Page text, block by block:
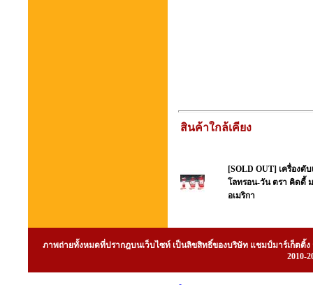
สินค้าใกล้เคียง
[SOLD OUT] เครื่องดั
โลทรอน-วัน ตรา คิดดี้
อเมริกา
ภาพถ่ายทั้งหมดที่ปรากฎบนเว็บไซท์ เป็นลิขสิทธิ์ของบริษัท แชมป์มาร์เก็ต
2010-